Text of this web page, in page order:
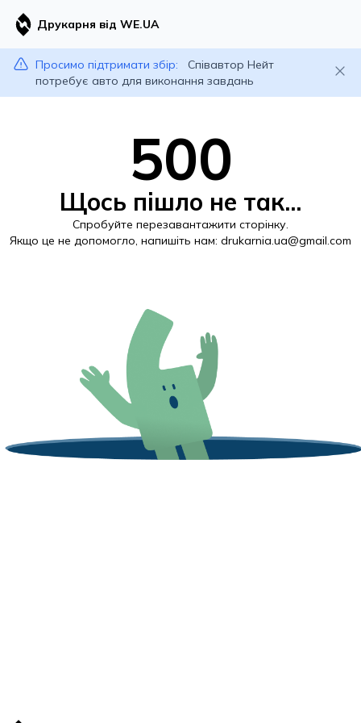
Друкарня від WE.UA
Просимо підтримати збір:
Співавтор Нейт
потребує авто для виконання завдань
500
Щось пішло не так...
Спробуйте перезавантажити сторінку.
Якщо це не допомогло, напишіть нам: drukarnia.ua@gmail.com